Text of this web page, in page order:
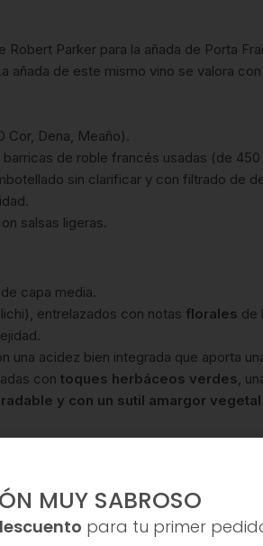
Parker para la añada de Porta
añada de este mismo vino se valora
Cor, Dena, Meaño).
de roble francés usadas (de
sin clarificar y con filtrado de
salsas ligeras.
capa media.
entrelazados con notas florales de
una acidez bien integrada que aporta
con toques herbáceos verdes,
y con un sutil amargor vegetal
almejas):La frescura y salinidad del vino
y los matices del vino
MUY SABROSO
para tu primer